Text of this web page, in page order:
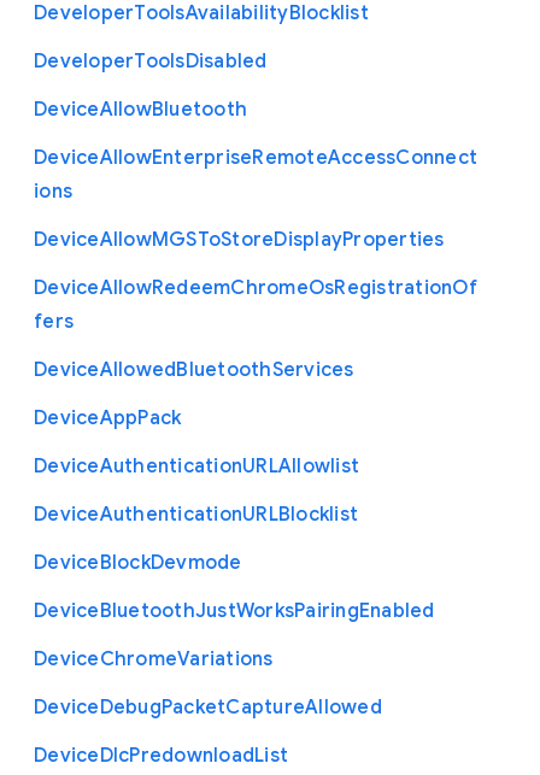
DeveloperToolsAvailabilityBlocklist
DeveloperToolsDisabled
DeviceAllowBluetooth
DeviceAllowEnterpriseRemoteAccessConnect
ions
DeviceAllowMGSToStoreDisplayProperties
DeviceAllowRedeemChromeOsRegistrationOf
fers
DeviceAllowedBluetoothServices
DeviceAppPack
DeviceAuthenticationURLAllowlist
DeviceAuthenticationURLBlocklist
DeviceBlockDevmode
DeviceBluetoothJustWorksPairingEnabled
DeviceChromeVariations
DeviceDebugPacketCaptureAllowed
DeviceDlcPredownloadList